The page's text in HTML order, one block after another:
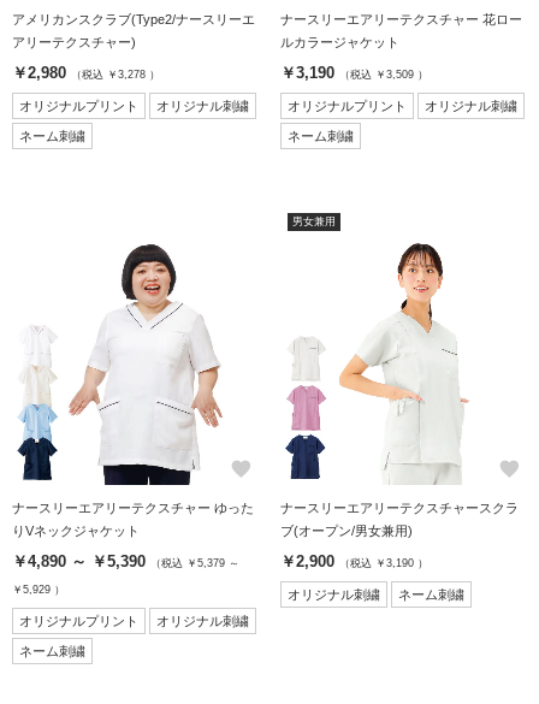
アメリカンスクラブ(Type2/ナースリーエ
アリーテクスチャー)
￥2,980 （税込 ￥3,278 ）
オリジナルプリント オリジナル刺繍
ネーム刺繍
ナースリーエアリーテクスチャー 花ロー
ルカラージャケット
￥3,190 （税込 ￥3,509 ）
オリジナルプリント オリジナル刺繍
ネーム刺繍
favorite
ナースリーエアリーテクスチャー ゆった
りVネックジャケット
￥4,890 ～ ￥5,390 （税込 ￥5,379 ～
￥5,929 ）
オリジナルプリント オリジナル刺繍
ネーム刺繍
男女兼用
favorite
ナースリーエアリーテクスチャースクラ
ブ(オープン/男女兼用)
￥2,900 （税込 ￥3,190 ）
オリジナル刺繍 ネーム刺繍